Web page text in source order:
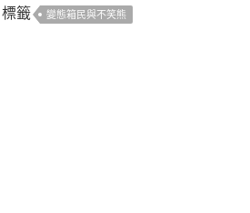
標籤 變態箱民與不笑熊